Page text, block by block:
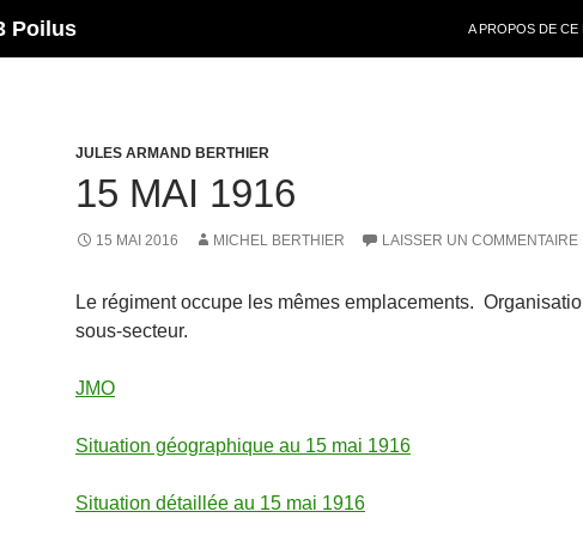
Poilus
A PROPOS DE CE
JULES ARMAND BERTHIER
15 MAI 1916
15 MAI 2016 MICHEL BERTHIER LAISSER UN COMMENTAIRE
Le régiment occupe les mêmes emplacements.
sous-secteur.
JMO
Situation géographique au 15 mai 1916
Situation détaillée au 15 mai 1916